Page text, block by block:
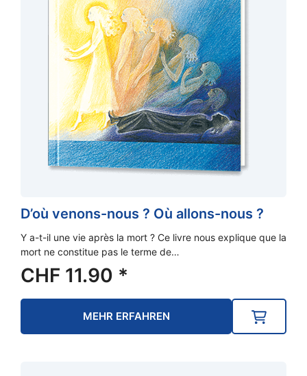
D’où venons-nous ? Où allons-nous ?
Y a-t-il une vie après la mort ? Ce livre nous explique que la
mort ne constitue pas le terme de…
CHF 11.90 *
MEHR ERFAHREN